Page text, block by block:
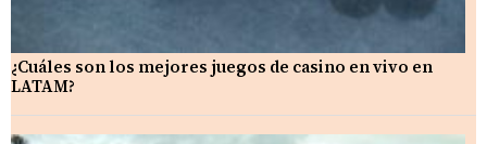
¿Cuáles son los mejores juegos de casino en vivo en
LATAM?